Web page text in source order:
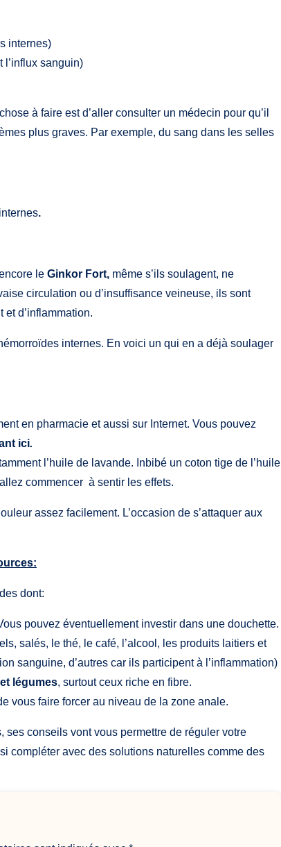
internes)
l’influx sanguin)
à faire est d’aller consulter un médecin pour qu’il
plus graves. Par exemple, du sang dans les selles
.
le Ginkor Fort, même s’ils soulagent, ne
circulation ou d’insuffisance veineuse, ils sont
d’inflammation.
internes. En voici un qui en a déjà soulager
en pharmacie et aussi sur Internet. Vous pouvez
ici.
l’huile de lavande. Inbibé un coton tige de l’huile
commencer à sentir les effets.
assez facilement. L’occasion de s’attaquer aux
dont:
pouvez éventuellement investir dans une douchette.
salés, le thé, le café, l’alcool, les produits laitiers et
sanguine, d’autres car ils participent à l’inflammation)
légumes, surtout ceux riche en fibre.
vous faire forcer au niveau de la zone anale.
ses conseils vont vous permettre de réguler votre
compléter avec des solutions naturelles comme des